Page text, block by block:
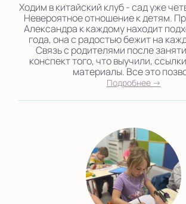
Ходим в китайский клуб - сад уже
Невероятное отношение к детям.
Александра к каждому находит
года, она с радостью бежит на
Связь с родителями после
конспект того, что выучили,
материалы. Все это
Подробнее →